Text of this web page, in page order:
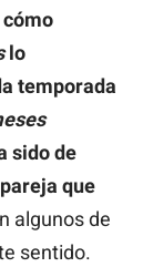
cómo
lo
temporada
sido de
que
algunos de
sentido.